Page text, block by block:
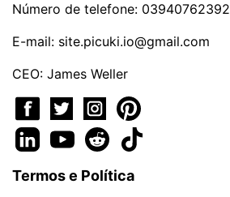
Número de telefone: 03940762392
E-mail: site.picuki.io@gmail.com
CEO: James Weller
Termos e Política